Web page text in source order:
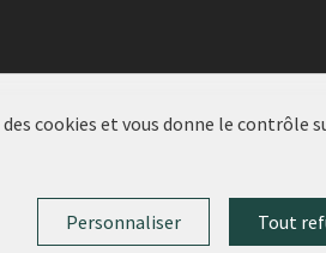
cookies et vous donne le contrôle
Tout
Personnaliser